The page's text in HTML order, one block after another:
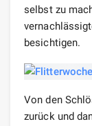
selbst zu
besichtigen.
Von den
zurück und